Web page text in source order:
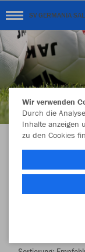
SV GERMANIA
SV
Wir verwenden
Durch die
Inhalte anzeigen
zu den Cookies